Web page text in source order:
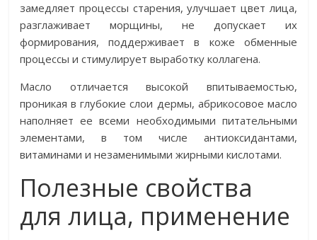
замедляет процессы старения, улучшает цвет лица,
разглаживает морщины, не допускает их
формирования, поддерживает в коже обменные
процессы и стимулирует выработку коллагена.
Масло отличается высокой впитываемостью,
проникая в глубокие слои дермы, абрикосовое масло
наполняет ее всеми необходимыми питательными
элементами, в том числе антиоксидантами,
витаминами и незаменимыми жирными кислотами.
Полезные свойства
для лица, применение